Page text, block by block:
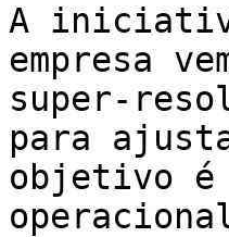
A
empresa
super-
para
objetivo é